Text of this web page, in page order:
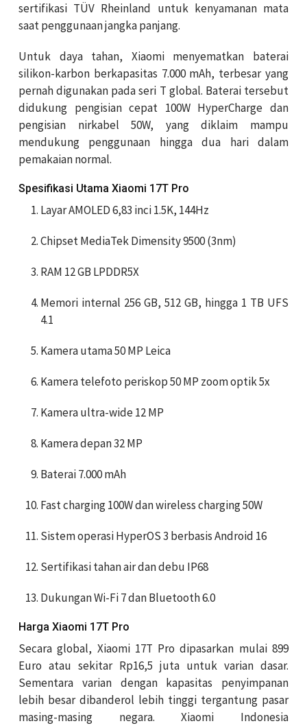
sertifikasi TÜV Rheinland untuk kenyamanan mata
saat penggunaan jangka panjang.
Untuk daya tahan, Xiaomi menyematkan baterai
silikon-karbon berkapasitas 7.000 mAh, terbesar yang
pernah digunakan pada seri T global. Baterai tersebut
didukung pengisian cepat 100W HyperCharge dan
pengisian nirkabel 50W, yang diklaim mampu
mendukung penggunaan hingga dua hari dalam
pemakaian normal.
Spesifikasi Utama Xiaomi 17T Pro
Layar AMOLED 6,83 inci 1.5K, 144Hz
Chipset MediaTek Dimensity 9500 (3nm)
RAM 12 GB LPDDR5X
Memori internal 256 GB, 512 GB, hingga 1 TB UFS
4.1
Kamera utama 50 MP Leica
Kamera telefoto periskop 50 MP zoom optik 5x
Kamera ultra-wide 12 MP
Kamera depan 32 MP
Baterai 7.000 mAh
Fast charging 100W dan wireless charging 50W
Sistem operasi HyperOS 3 berbasis Android 16
Sertifikasi tahan air dan debu IP68
Dukungan Wi-Fi 7 dan Bluetooth 6.0
Harga Xiaomi 17T Pro
Secara global, Xiaomi 17T Pro dipasarkan mulai 899
Euro atau sekitar Rp16,5 juta untuk varian dasar.
Sementara varian dengan kapasitas penyimpanan
lebih besar dibanderol lebih tinggi tergantung pasar
masing-masing negara. Xiaomi Indonesia